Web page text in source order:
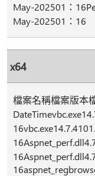
May-202501：
May-202501：16
x64
檔案名稱檔案版本